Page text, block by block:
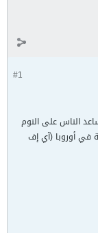
#1
الناس على النوم
في أوروبا (آي إف